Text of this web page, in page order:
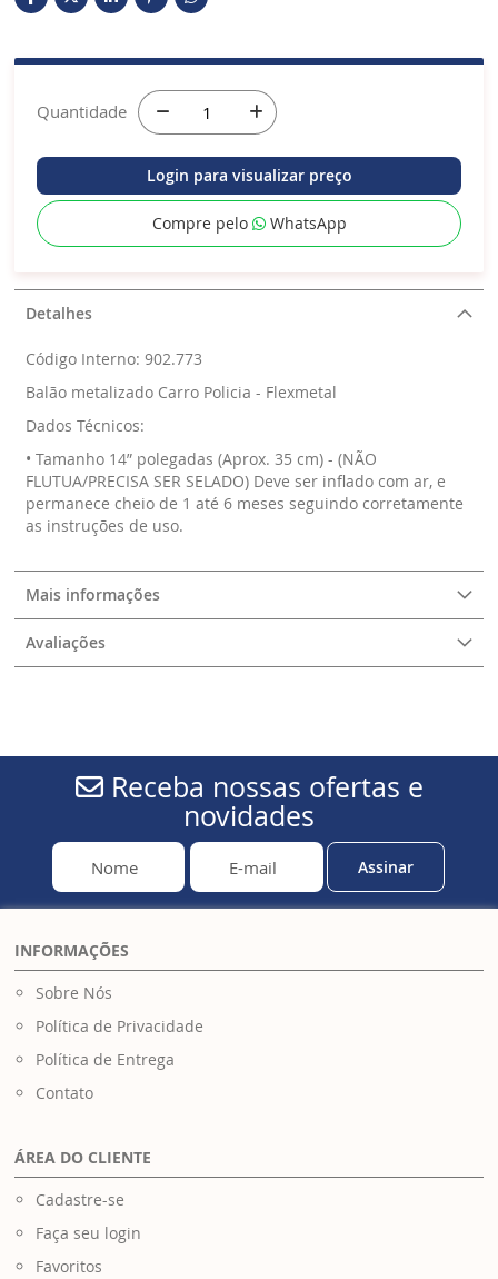
Quantidade
Login para visualizar preço
Compre pelo WhatsApp
Detalhes
Código Interno: 902.773
Balão metalizado Carro Policia - Flexmetal
Dados Técnicos:
• Tamanho 14” polegadas (Aprox. 35 cm) - (NÃO
FLUTUA/PRECISA SER SELADO) Deve ser inflado com ar, e
permanece cheio de 1 até 6 meses seguindo corretamente
as instruções de uso.
Mais informações
Avaliações
Receba nossas ofertas e
novidades
Assinar
INFORMAÇÕES
Sobre Nós
Política de Privacidade
Política de Entrega
Contato
ÁREA DO CLIENTE
Cadastre-se
Faça seu login
Favoritos